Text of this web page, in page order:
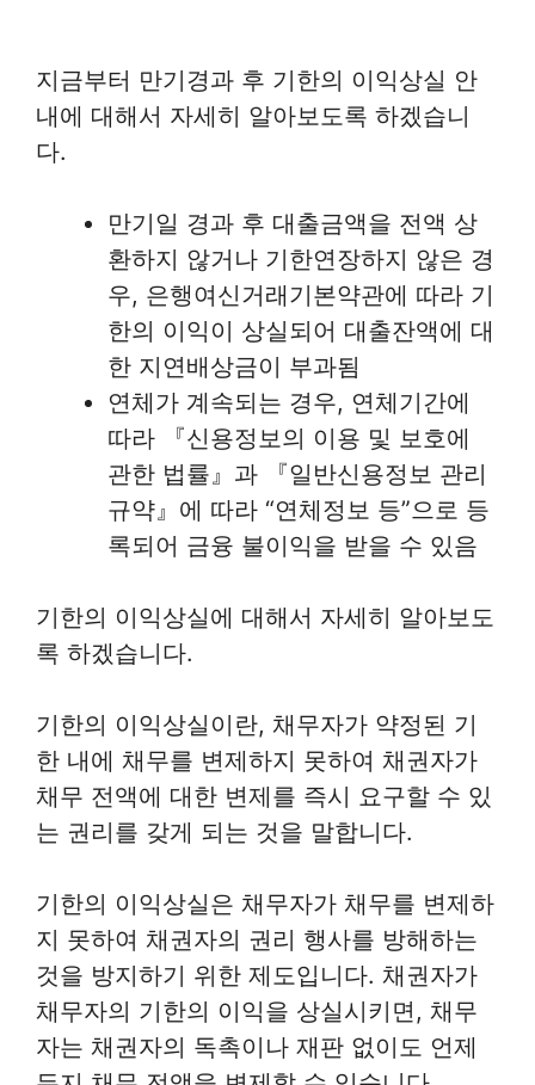
지금부터 만기경과 후 기한의 이익상실 안
내에 대해서 자세히 알아보도록 하겠습니
다.
만기일 경과 후 대출금액을 전액 상
환하지 않거나 기한연장하지 않은 경
우, 은행여신거래기본약관에 따라 기
한의 이익이 상실되어 대출잔액에 대
한 지연배상금이 부과됨
연체가 계속되는 경우, 연체기간에
따라 『신용정보의 이용 및 보호에
관한 법률』과 『일반신용정보 관리
규약』에 따라 “연체정보 등”으로 등
록되어 금융 불이익을 받을 수 있음
기한의 이익상실에 대해서 자세히 알아보도
록 하겠습니다.
기한의 이익상실이란, 채무자가 약정된 기
한 내에 채무를 변제하지 못하여 채권자가
채무 전액에 대한 변제를 즉시 요구할 수 있
는 권리를 갖게 되는 것을 말합니다.
기한의 이익상실은 채무자가 채무를 변제하
지 못하여 채권자의 권리 행사를 방해하는
것을 방지하기 위한 제도입니다. 채권자가
채무자의 기한의 이익을 상실시키면, 채무
자는 채권자의 독촉이나 재판 없이도 언제